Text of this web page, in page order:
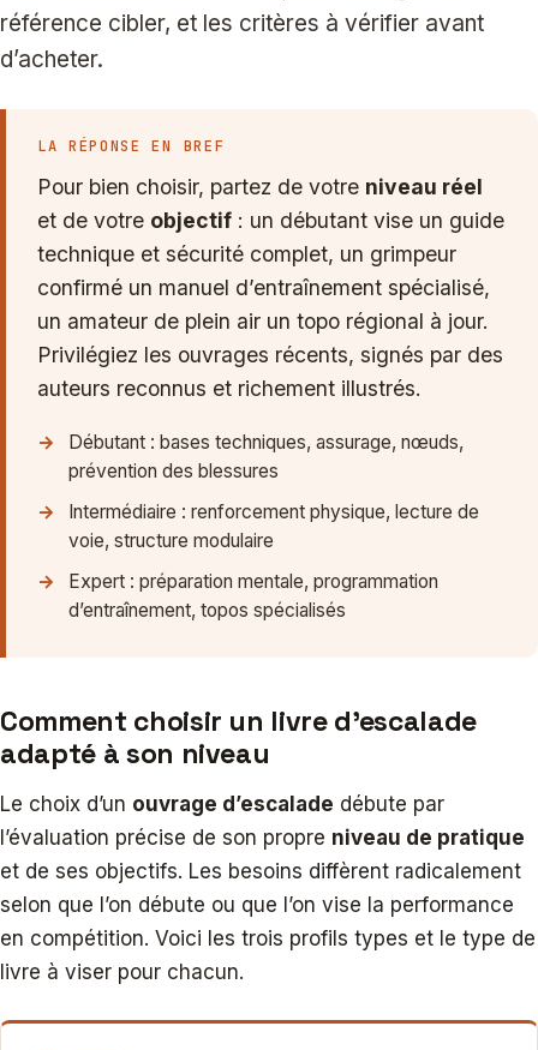
référence cibler, et les critères à vérifier avant
d’acheter.
LA RÉPONSE EN BREF
Pour bien choisir, partez de votre niveau réel
et de votre objectif : un débutant vise un guide
technique et sécurité complet, un grimpeur
confirmé un manuel d’entraînement spécialisé,
un amateur de plein air un topo régional à jour.
Privilégiez les ouvrages récents, signés par des
auteurs reconnus et richement illustrés.
Débutant : bases techniques, assurage, nœuds,
prévention des blessures
Intermédiaire : renforcement physique, lecture de
voie, structure modulaire
Expert : préparation mentale, programmation
d’entraînement, topos spécialisés
Comment choisir un livre d’escalade
adapté à son niveau
Le choix d’un ouvrage d’escalade débute par
l’évaluation précise de son propre niveau de pratique
et de ses objectifs. Les besoins diffèrent radicalement
selon que l’on débute ou que l’on vise la performance
en compétition. Voici les trois profils types et le type de
livre à viser pour chacun.